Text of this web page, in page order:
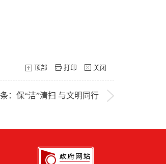
顶部 打印 关闭
：保“洁”清扫 与文明同行